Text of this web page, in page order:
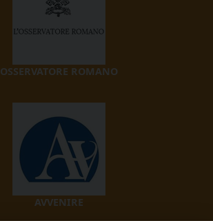
OSSERVATORE ROMANO
AVVENIRE